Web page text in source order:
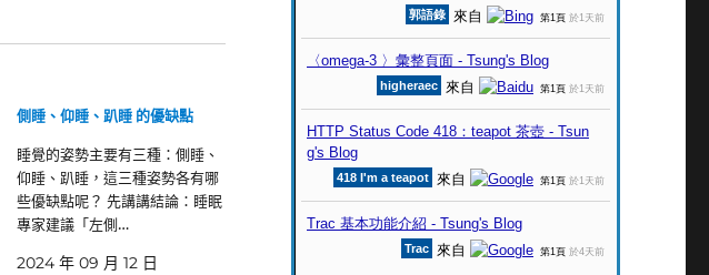
側睡、仰睡、趴睡 的優缺點
睡覺的姿勢主要有三種：側睡、
仰睡、趴睡，這三種姿勢各有哪
些優缺點呢？ 先講講結論：睡眠
專家建議「左側…
2024 年 09 月 12 日